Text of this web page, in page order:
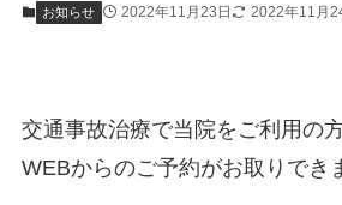
お知らせ 2022年11月23日 2022年11月
交通事故治療で当院をご利用の
WEBからのご予約がお取りでき